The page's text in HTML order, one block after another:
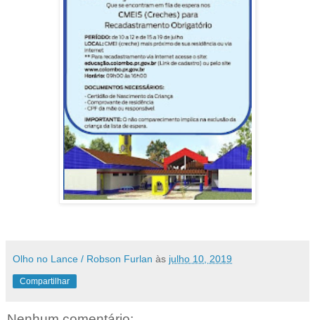
Olho no Lance / Robson Furlan às julho 10, 2019
Compartilhar